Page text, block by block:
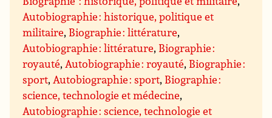
Autobiographie : historique, politique et
militaire, Biographie : littérature,
Autobiographie : littérature, Biographie :
royauté,Autobiographie : royauté, Biographie :
sport,Autobiographie : sport, Biographie :
science, technologie et médecine,
Autobiographie : science, technologie et